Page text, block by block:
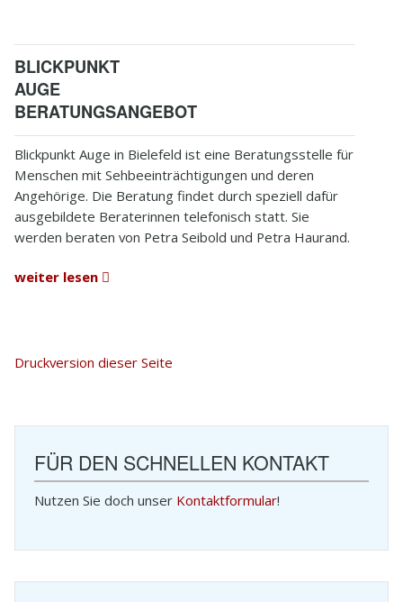
BLICKPUNKT
AUGE
BERATUNGSANGEBOT
Blickpunkt Auge in Bielefeld ist eine Beratungsstelle für
Menschen mit Sehbeeinträchtigungen und deren
Angehörige. Die Beratung findet durch speziell dafür
ausgebildete Beraterinnen telefonisch statt. Sie
werden beraten von Petra Seibold und Petra Haurand.
weiter lesen
Druckversion dieser Seite
FÜR DEN SCHNELLEN KONTAKT
Nutzen Sie doch unser Kontaktformular!